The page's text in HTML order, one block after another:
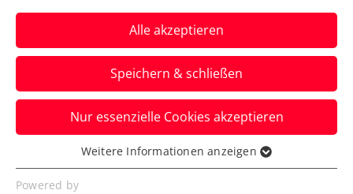
Peter Graski – ein
Der gebürtige Wiener war 18 Jahre lang
STV-Präsident und sechs Jahre lang ÖTV-
Vizepräsident.
Verfasst von: Redaktion, 16.05.2025
Alle akzeptieren
Speichern & schließen
Nur essenzielle Cookies akzeptieren
Essenziell
Essenzielle Cookies werden für grundlegende
Weitere Informationen anzeigen
Powered by